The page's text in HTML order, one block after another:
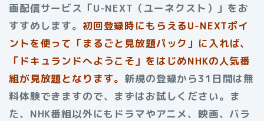
画配信サービス「U-NEXT（ユーネクスト）」をお
すすめします。 初回登録時にもらえるU-NEXTポイ
ントを使って「まるごと見放題パック」に入れば、
「ドキュランドへようこそ」をはじめNHKの人気番
組が見放題となります。 新規の登録から31日間は無
料体験できますので、まずはお試しください。ま
た、NHK番組以外にもドラマやアニメ、映画、バラ